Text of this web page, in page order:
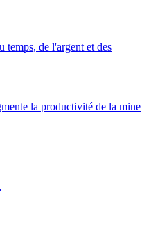
temps, de l'argent et des
la productivité de la mine